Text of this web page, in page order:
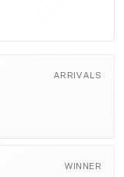
ARRIVALS
WINNER